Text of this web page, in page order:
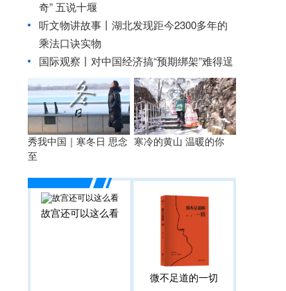
奇” 五说十堰
听文物讲故事丨湖北发现距今2300多年的
乘法口诀实物
国际观察丨 对中国经济搞“预期绑架”难得逞
秀我中国｜寒冬日 思念
至
寒冷的黄山 温暖的你
故宫还可以这么看
微不足道的一切